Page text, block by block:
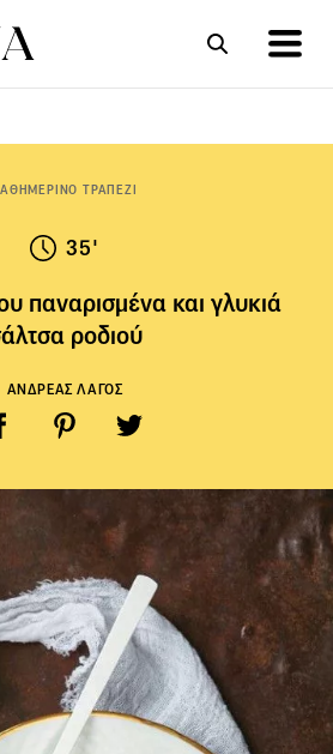
ΤΡΑΠΕΖΙ
35'
παναρισμένα και γλυκιά
ροδιού
ΑΝΔΡΕΑΣ ΛΑΓΟΣ